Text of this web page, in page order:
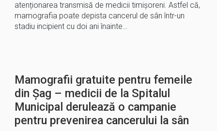
atenționarea transmisă de medicii timișoreni. Astfel că,
mamografia poate depista cancerul de sân într-un
stadiu incipient cu doi ani înainte…
Mamografii gratuite pentru femeile
din Șag – medicii de la Spitalul
Municipal derulează o campanie
pentru prevenirea cancerului la sân